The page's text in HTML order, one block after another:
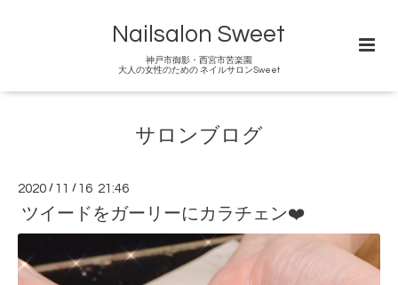
Nailsalon Sweet
神戸市御影・西宮市苦楽園
大人の女性のための ネイルサロンSweet
サロンブログ
2020 / 11 / 16 21:46
ツイードをガーリーにカラチェン❤️